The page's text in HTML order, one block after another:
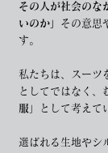
その人が社会のな
いのか」 その意思
す。
私たちは、スーツ
としてではなく、
服 」として考えて
選ばれる生地やシ